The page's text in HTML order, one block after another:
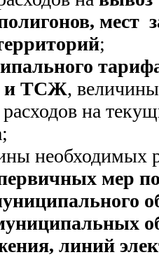
мест
;
и ТСЖ,
на
необходимых
мер
линий